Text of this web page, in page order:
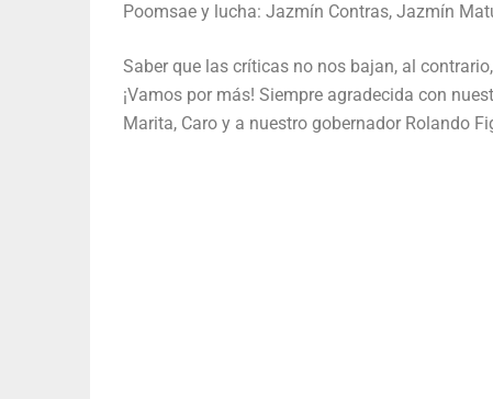
Poomsae y lucha: Jazmín Contras, Jazmín
Saber que las críticas no nos bajan, al
¡Vamos por más! Siempre agradecida con
Marita, Caro y a nuestro gobernador Rolando